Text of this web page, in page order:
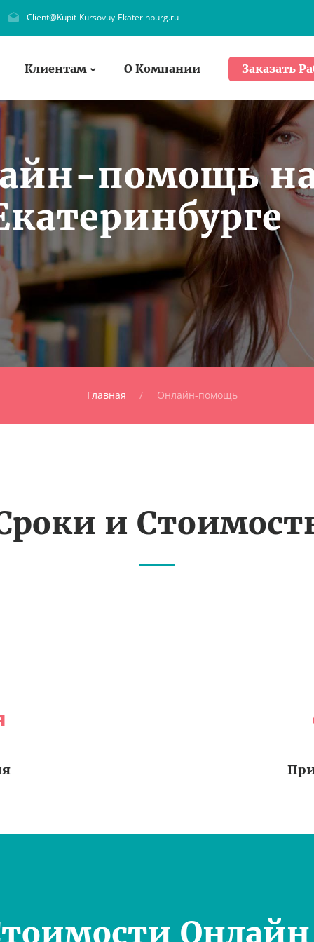
Client@Kupit-Kursovuy-Ekaterinburg.ru
Клиентам О Компании Заказать
помощь
Главная Онлайн-помощь
и